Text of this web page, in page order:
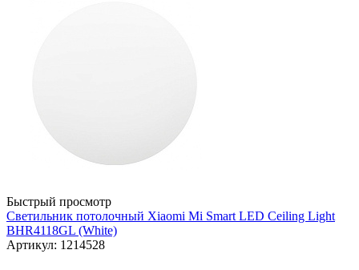
Быстрый просмотр
Светильник потолочный Xiaomi Mi Smart LED Ceiling Light
BHR4118GL (White)
Артикул: 1214528